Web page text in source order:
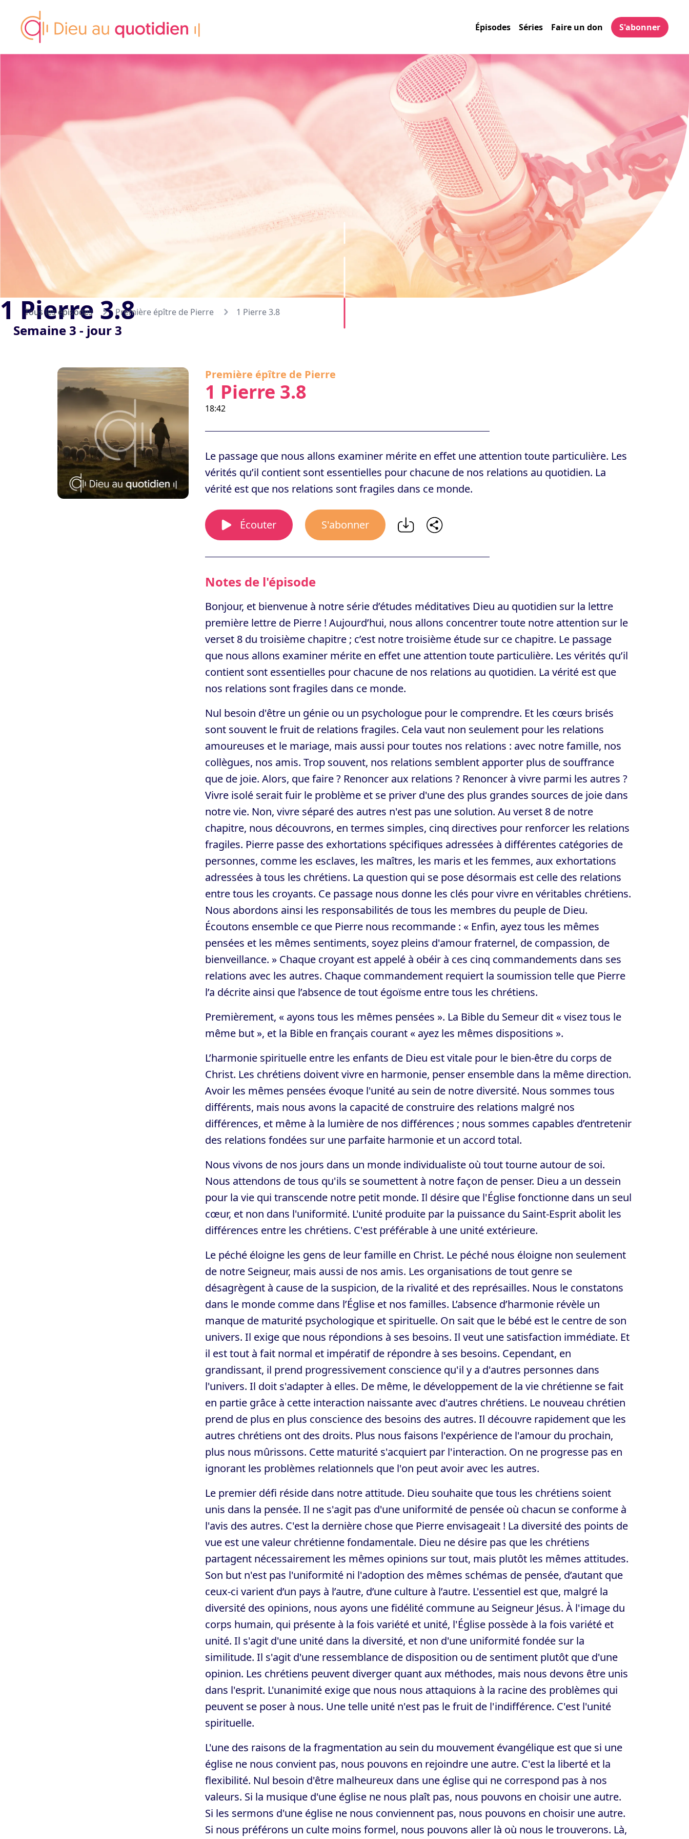
Épisodes Séries Faire un don S'abonner
1 Pierre 3.8
Semaine 3 - jour 3
Tous les épisodes Première épître de Pierre 1 Pierre 3.8
Première épître de Pierre
1 Pierre 3.8
18:42
Le passage que nous allons examiner mérite en effet une attention toute particulière. Les
vérités qu’il contient sont essentielles pour chacune de nos relations au quotidien. La
vérité est que nos relations sont fragiles dans ce monde.
Écouter S'abonner
Notes de l'épisode
Bonjour, et bienvenue à notre série d’études méditatives Dieu au quotidien sur la lettre
première lettre de Pierre ! Aujourd’hui, nous allons concentrer toute notre attention sur le
verset 8 du troisième chapitre ; c’est notre troisième étude sur ce chapitre. Le passage
que nous allons examiner mérite en effet une attention toute particulière. Les vérités qu’il
contient sont essentielles pour chacune de nos relations au quotidien. La vérité est que
nos relations sont fragiles dans ce monde.
Nul besoin d'être un génie ou un psychologue pour le comprendre. Et les cœurs brisés
sont souvent le fruit de relations fragiles. Cela vaut non seulement pour les relations
amoureuses et le mariage, mais aussi pour toutes nos relations : avec notre famille, nos
collègues, nos amis. Trop souvent, nos relations semblent apporter plus de souffrance
que de joie. Alors, que faire ? Renoncer aux relations ? Renoncer à vivre parmi les autres ?
Vivre isolé serait fuir le problème et se priver d'une des plus grandes sources de joie dans
notre vie. Non, vivre séparé des autres n'est pas une solution. Au verset 8 de notre
chapitre, nous découvrons, en termes simples, cinq directives pour renforcer les relations
fragiles. Pierre passe des exhortations spécifiques adressées à différentes catégories de
personnes, comme les esclaves, les maîtres, les maris et les femmes, aux exhortations
adressées à tous les chrétiens. La question qui se pose désormais est celle des relations
entre tous les croyants. Ce passage nous donne les clés pour vivre en véritables chrétiens.
Nous abordons ainsi les responsabilités de tous les membres du peuple de Dieu.
Écoutons ensemble ce que Pierre nous recommande : « Enfin, ayez tous les mêmes
pensées et les mêmes sentiments, soyez pleins d'amour fraternel, de compassion, de
bienveillance. » Chaque croyant est appelé à obéir à ces cinq commandements dans ses
relations avec les autres. Chaque commandement requiert la soumission telle que Pierre
l’a décrite ainsi que l’absence de tout égoïsme entre tous les chrétiens.
Premièrement, « ayons tous les mêmes pensées ». La Bible du Semeur dit « visez tous le
même but », et la Bible en français courant « ayez les mêmes dispositions ».
L’harmonie spirituelle entre les enfants de Dieu est vitale pour le bien-être du corps de
Christ. Les chrétiens doivent vivre en harmonie, penser ensemble dans la même direction.
Avoir les mêmes pensées évoque l'unité au sein de notre diversité. Nous sommes tous
différents, mais nous avons la capacité de construire des relations malgré nos
différences, et même à la lumière de nos différences ; nous sommes capables d’entretenir
des relations fondées sur une parfaite harmonie et un accord total.
Nous vivons de nos jours dans un monde individualiste où tout tourne autour de soi.
Nous attendons de tous qu'ils se soumettent à notre façon de penser. Dieu a un dessein
pour la vie qui transcende notre petit monde. Il désire que l'Église fonctionne dans un seul
cœur, et non dans l'uniformité. L'unité produite par la puissance du Saint-Esprit abolit les
différences entre les chrétiens. C'est préférable à une unité extérieure.
Le péché éloigne les gens de leur famille en Christ. Le péché nous éloigne non seulement
de notre Seigneur, mais aussi de nos amis. Les organisations de tout genre se
désagrègent à cause de la suspicion, de la rivalité et des représailles. Nous le constatons
dans le monde comme dans l’Église et nos familles. L’absence d’harmonie révèle un
manque de maturité psychologique et spirituelle. On sait que le bébé est le centre de son
univers. Il exige que nous répondions à ses besoins. Il veut une satisfaction immédiate. Et
il est tout à fait normal et impératif de répondre à ses besoins. Cependant, en
grandissant, il prend progressivement conscience qu'il y a d'autres personnes dans
l'univers. Il doit s'adapter à elles. De même, le développement de la vie chrétienne se fait
en partie grâce à cette interaction naissante avec d'autres chrétiens. Le nouveau chrétien
prend de plus en plus conscience des besoins des autres. Il découvre rapidement que les
autres chrétiens ont des droits. Plus nous faisons l'expérience de l'amour du prochain,
plus nous mûrissons. Cette maturité s'acquiert par l'interaction. On ne progresse pas en
ignorant les problèmes relationnels que l'on peut avoir avec les autres.
Le premier défi réside dans notre attitude. Dieu souhaite que tous les chrétiens soient
unis dans la pensée. Il ne s'agit pas d'une uniformité de pensée où chacun se conforme à
l'avis des autres. C'est la dernière chose que Pierre envisageait ! La diversité des points de
vue est une valeur chrétienne fondamentale. Dieu ne désire pas que les chrétiens
partagent nécessairement les mêmes opinions sur tout, mais plutôt les mêmes attitudes.
Son but n'est pas l'uniformité ni l'adoption des mêmes schémas de pensée, d’autant que
ceux-ci varient d’un pays à l’autre, d’une culture à l’autre. L'essentiel est que, malgré la
diversité des opinions, nous ayons une fidélité commune au Seigneur Jésus. À l'image du
corps humain, qui présente à la fois variété et unité, l'Église possède à la fois variété et
unité. Il s'agit d'une unité dans la diversité, et non d'une uniformité fondée sur la
similitude. Il s'agit d'une ressemblance de disposition ou de sentiment plutôt que d'une
opinion. Les chrétiens peuvent diverger quant aux méthodes, mais nous devons être unis
dans l'esprit. L'unanimité exige que nous nous attaquions à la racine des problèmes qui
peuvent se poser à nous. Une telle unité n'est pas le fruit de l'indifférence. C'est l'unité
spirituelle.
L'une des raisons de la fragmentation au sein du mouvement évangélique est que si une
église ne nous convient pas, nous pouvons en rejoindre une autre. C'est la liberté et la
flexibilité. Nul besoin d'être malheureux dans une église qui ne correspond pas à nos
valeurs. Si la musique d'une église ne nous plaît pas, nous pouvons en choisir une autre.
Si les sermons d'une église ne nous conviennent pas, nous pouvons en choisir une autre.
Si nous préférons un culte moins formel, nous pouvons aller là où nous le trouverons. Là,